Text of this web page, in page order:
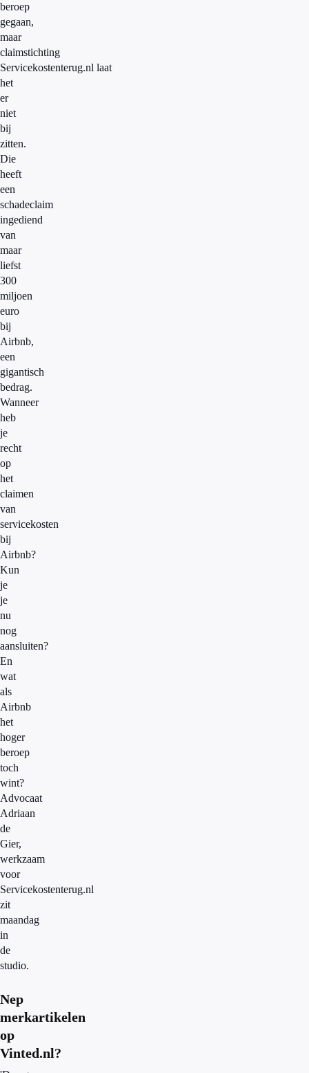
beroep
gegaan,
maar
claimstichting
Servicekostenterug.nl laat
het
er
niet
bij
zitten.
Die
heeft
een
schadeclaim
ingediend
van
maar
liefst
300
miljoen
euro
bij
Airbnb,
een
gigantisch
bedrag.
Wanneer
heb
je
recht
op
het
claimen
van
servicekosten
bij
Airbnb?
Kun
je
je
nu
nog
aansluiten?
En
wat
als
Airbnb
het
hoger
beroep
toch
wint?
Advocaat
Adriaan
de
Gier,
werkzaam
voor
Servicekostenterug.nl
zit
maandag
in
de
studio.
Nep
merkartikelen
op
Vinted.nl?